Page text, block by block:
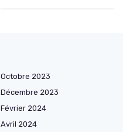
Octobre 2023
Décembre 2023
Février 2024
Avril 2024